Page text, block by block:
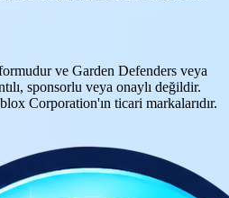
ve Garden Defenders veya
sponsorlu veya onaylı değildir.
Corporation'ın ticari markalarıdır.